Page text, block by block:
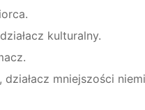
kulturalny.
działacz mniejszości